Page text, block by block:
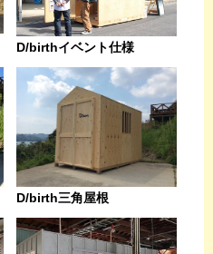
D/birthイベント仕様
D/birth三角屋根